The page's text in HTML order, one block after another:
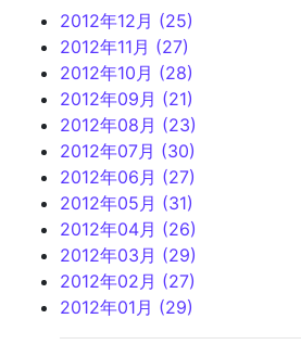
2012年12月 (25)
2012年11月 (27)
2012年10月 (28)
2012年09月 (21)
2012年08月 (23)
2012年07月 (30)
2012年06月 (27)
2012年05月 (31)
2012年04月 (26)
2012年03月 (29)
2012年02月 (27)
2012年01月 (29)